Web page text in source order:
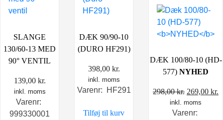
SLANGE
130/60-13 MED
90° VENTIL
139,00 kr.
inkl. moms
Varenr:
999330001
DÆK 90/90-10
(DURO HF291)
398,00 kr.
inkl. moms
Varenr: HF291
Tilføj til kurv
DÆK 100/80-10 (HD-
577) NYHED
298,00kr. Den
pris
269,00 kr.
inkl. moms
Varenr: